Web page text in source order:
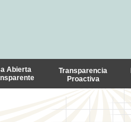
Abierta
Transparencia
Proactiva